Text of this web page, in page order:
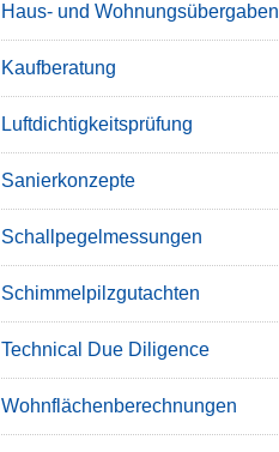
Haus- und Wohnungsübergaben
Kaufberatung
Luftdichtigkeitsprüfung
Sanierkonzepte
Schallpegelmessungen
Schimmelpilzgutachten
Technical Due Diligence
Wohnflächenberechnungen